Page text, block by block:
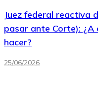
Juez federal reactiva
pasar ante Corte): ¿A
hacer?
25/06/2026